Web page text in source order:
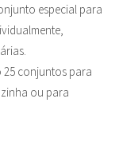
especial para
conjuntos para
ou para